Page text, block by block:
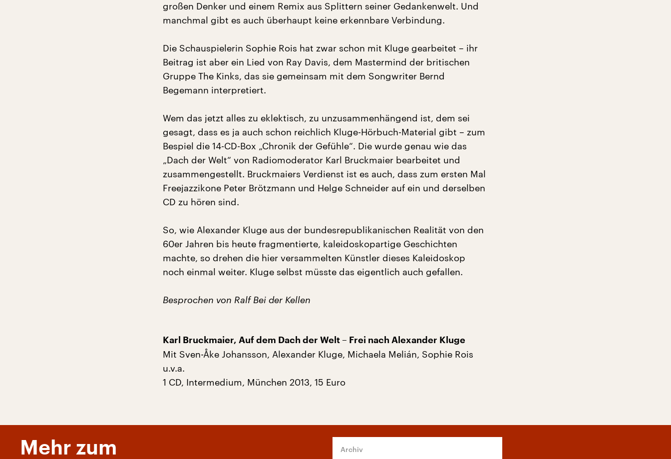
großen Denker und einem Remix aus Splittern seiner Gedankenwelt. Und
manchmal gibt es auch überhaupt keine erkennbare Verbindung.
Die Schauspielerin Sophie Rois hat zwar schon mit Kluge gearbeitet – ihr
Beitrag ist aber ein Lied von Ray Davis, dem Mastermind der britischen
Gruppe The Kinks, das sie gemeinsam mit dem Songwriter Bernd
Begemann interpretiert.
Wem das jetzt alles zu eklektisch, zu unzusammenhängend ist, dem sei
gesagt, dass es ja auch schon reichlich Kluge-Hörbuch-Material gibt – zum
Bespiel die 14-CD-Box „Chronik der Gefühle“. Die wurde genau wie das
„Dach der Welt“ von Radiomoderator Karl Bruckmaier bearbeitet und
zusammengestellt. Bruckmaiers Verdienst ist es auch, dass zum ersten Mal
Freejazzikone Peter Brötzmann und Helge Schneider auf ein und derselben
CD zu hören sind.
So, wie Alexander Kluge aus der bundesrepublikanischen Realität von den
60er Jahren bis heute fragmentierte, kaleidoskopartige Geschichten
machte, so drehen die hier versammelten Künstler dieses Kaleidoskop
noch einmal weiter. Kluge selbst müsste das eigentlich auch gefallen.
Besprochen von Ralf Bei der Kellen
Karl Bruckmaier, Auf dem Dach der Welt – Frei nach Alexander Kluge
Mit Sven-Åke Johansson, Alexander Kluge, Michaela Melián, Sophie Rois
u.v.a.
1 CD, Intermedium, München 2013, 15 Euro
Mehr zum